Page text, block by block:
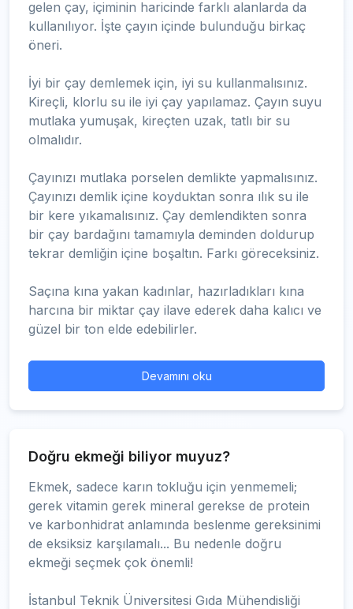
gelen çay, içiminin haricinde farklı alanlarda da
kullanılıyor. İşte çayın içinde bulunduğu birkaç
öneri.
İyi bir çay demlemek için, iyi su kullanmalısınız.
Kireçli, klorlu su ile iyi çay yapılamaz. Çayın suyu
mutlaka yumuşak, kireçten uzak, tatlı bir su
olmalıdır.
Çayınızı mutlaka porselen demlikte yapmalısınız.
Çayınızı demlik içine koyduktan sonra ılık su ile
bir kere yıkamalısınız. Çay demlendikten sonra
bir çay bardağını tamamıyla deminden doldurup
tekrar demliğin içine boşaltın. Farkı göreceksiniz.
Saçına kına yakan kadınlar, hazırladıkları kına
harcına bir miktar çay ilave ederek daha kalıcı ve
güzel bir ton elde edebilirler.
Devamını oku
Doğru ekmeği biliyor muyuz?
Ekmek, sadece karın tokluğu için yenmemeli;
gerek vitamin gerek mineral gerekse de protein
ve karbonhidrat anlamında beslenme gereksinimi
de eksiksiz karşılamalı... Bu nedenle doğru
ekmeği seçmek çok önemli!
İstanbul Teknik Üniversitesi Gıda Mühendisliği